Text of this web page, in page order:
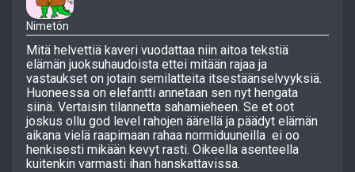
Nimetön
Mitä helvettiä kaveri vuodattaa niin aitoa tekstiä
elämän juoksuhaudoista ettei mitään rajaa ja
vastaukset on jotain semilatteita itsestäänselvyyksiä.
Huoneessa on elefantti annetaan sen nyt hengata
siinä. Vertaisin tilannetta sahamieheen. Se et oot
joskus ollu god level rahojen äärellä ja päädyt elämän
aikana vielä raapimaan rahaa normiduuneilla ei oo
henkisesti mikään kevyt rasti. Oikeella asenteella
kuitenkin varmasti ihan hanskattavissa.